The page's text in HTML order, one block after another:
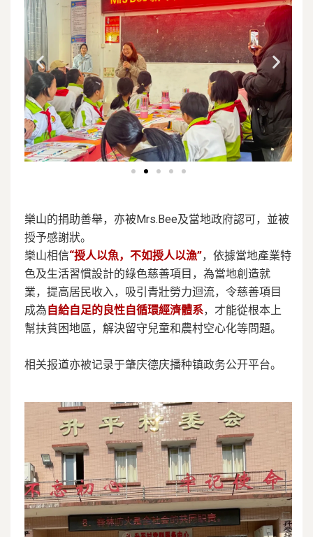
樂山的捐助善舉，亦被Mrs.Bee及當地政府認可，並被
授予感謝狀。
樂山相信“授人以魚，不如授人以漁”，依據當地產業特
色及生活習慣設計的綠色慈善項目，為當地創造就
業，提高居民收入，吸引青壯勞力迴流，令慈善項目
成為 自給自足的良性自循環經濟體系，才能從根本上
幫扶貧困地區，解決留守兒童和農村空心化等問題。
相关报道亦被记录于肇庆德庆播种镇政务公开平台。